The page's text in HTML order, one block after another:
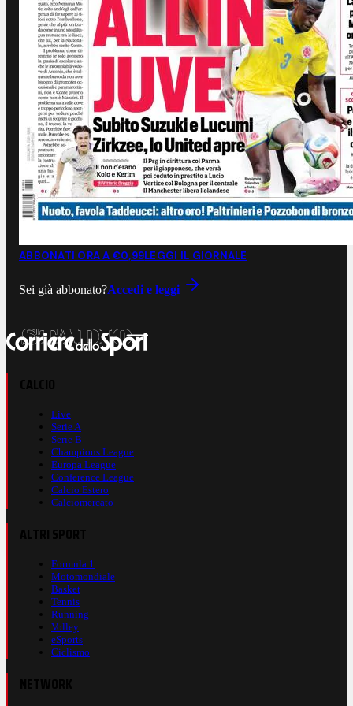
ABBONATI ORA A €0,99LEGGI IL GIORNALE
Sei già abbonato?Accedi e leggi
Live
Serie A
Serie B
Champions League
Europa League
Conference League
Calcio Estero
Calciomercato
Formula 1
Motomondiale
Basket
Tennis
Running
Volley
eSports
Ciclismo